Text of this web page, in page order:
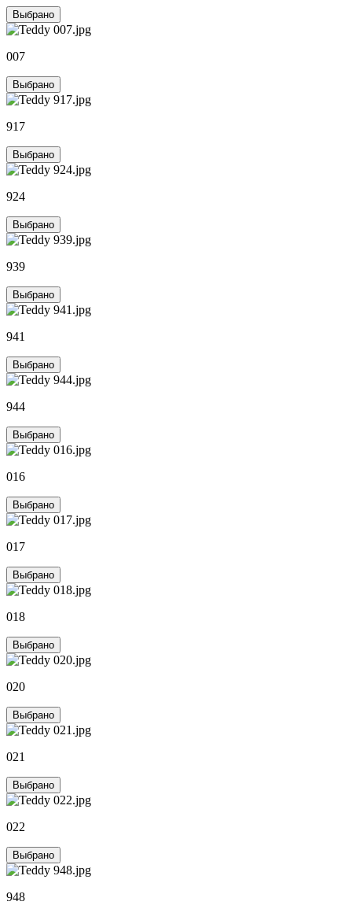
Выбрано
007
Выбрано
917
Выбрано
924
Выбрано
939
Выбрано
941
Выбрано
944
Выбрано
016
Выбрано
017
Выбрано
018
Выбрано
020
Выбрано
021
Выбрано
022
Выбрано
948